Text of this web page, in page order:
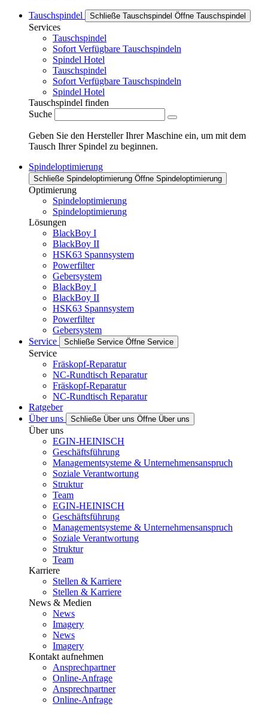
Tauschspindel Schließe Tauschspindel Öffne Tauschspindel
Services
Tauschspindel
Sofort Verfügbare Tauschspindeln
Spindel Hotel
Tauschspindel
Sofort Verfügbare Tauschspindeln
Spindel Hotel
Tauschspindel finden
Suche
Geben Sie den Hersteller Ihrer Maschine ein, um mit dem
Tausch Ihrer Spindel zu beginnen.
Spindeloptimierung
Schließe Spindeloptimierung Öffne Spindeloptimierung
Optimierung
Spindeloptimierung
Spindeloptimierung
Lösungen
BlackBoy I
BlackBoy II
HSK63 Spannsystem
Powerfilter
Gebersystem
BlackBoy I
BlackBoy II
HSK63 Spannsystem
Powerfilter
Gebersystem
Service
Schließe Service Öffne Service
Service
Fräskopf-Reparatur
NC-Rundtisch Reparatur
Fräskopf-Reparatur
NC-Rundtisch Reparatur
Ratgeber
Über uns
Schließe Über uns Öffne Über uns
Über uns
EGIN-HEINISCH
Geschäftsführung
Managementsysteme & Unternehmensanspruch
Soziale Verantwortung
Struktur
Team
EGIN-HEINISCH
Geschäftsführung
Managementsysteme & Unternehmensanspruch
Soziale Verantwortung
Struktur
Team
Karriere
Stellen & Karriere
Stellen & Karriere
News & Medien
News
Imagery
News
Imagery
Kontakt aufnehmen
Ansprechpartner
Online-Anfrage
Ansprechpartner
Online-Anfrage